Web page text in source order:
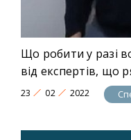
Що робити у разі
від експертів, що
23 02 2022